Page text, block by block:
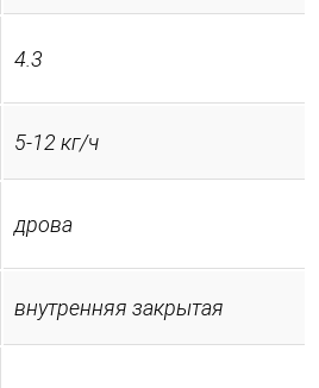
4.3
5-12 кг/ч
дрова
внутренняя закрытая